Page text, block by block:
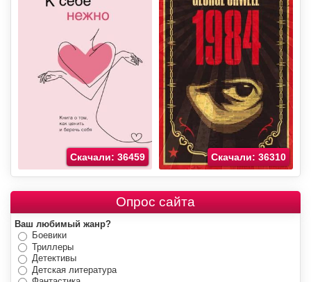
Скачали: 36459 Скачали: 36310
Опрос сайта
Ваш любимый жанр?
Боевики
Триллеры
Детективы
Детская литература